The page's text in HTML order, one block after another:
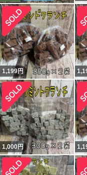
1,199円
1,000円